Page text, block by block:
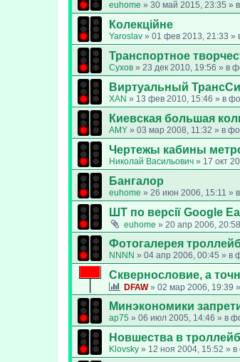
euhome » 30 май 2015, 23:35 »
Колекційне
Yaroslav » 01 фев 2013, 21:33 »
Транспортное
Сухов » 23 дек 2010, 19:56 » в
Виртуальный
XAN » 13 фев 2010, 15:46 » в
Киевская большая
AMY » 03 мар 2008, 11:32 » в
Чертежы кабины
Николай Васильович » 17 окт
Бангалор
euhome » 26 июн 2006, 15:11 »
ШТ по версії Google
euhome » 20 апр 2006, 20:58
Фотогалерея
NNNN » 04 апр 2006, 00:45 » в
Сквернословие, а
DFAW» 02 мар 2006, 19:39
Минэкономики
ap75 » 06 июл 2005, 14:46 » в
Новшества в
Klovsky » 12 ноя 2004, 15:52 » в